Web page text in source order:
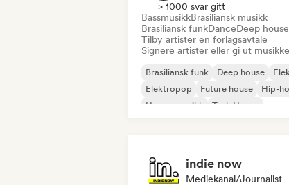
> 1000 svar gitt
BassmusikkBrasiliansk musikk
Brasiliansk funkDanceDeep house
Tilby artister en forlagsavtale
Signere artister eller gi ut
Brasiliansk funk Deep house
Elektropop
Future house
Hip-
House-musikk
Tech House
indie now
Mediekanal/journalist